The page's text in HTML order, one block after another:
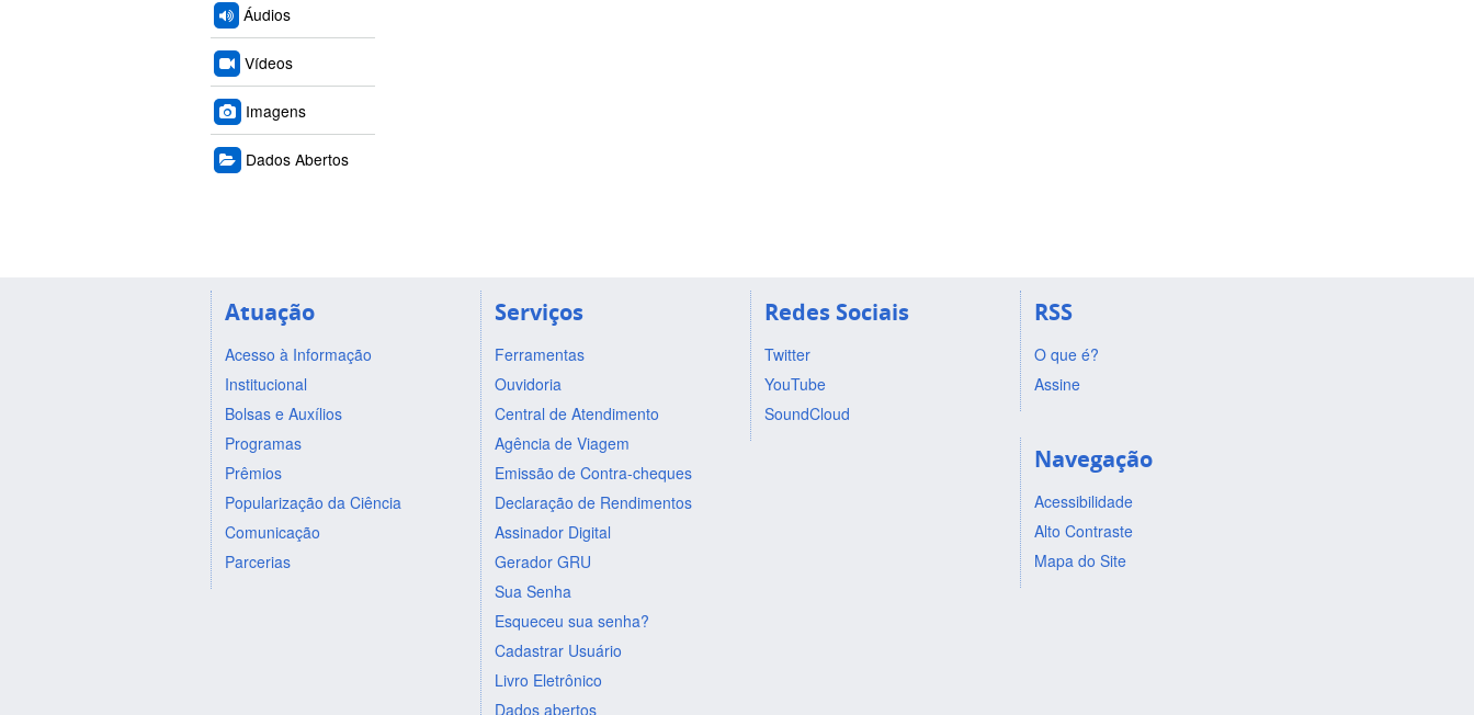
Áudios
Vídeos
Imagens
Dados Abertos
Atuação
Acesso à Informação
Institucional
Bolsas e Auxílios
Programas
Prêmios
Popularização da Ciência
Comunicação
Parcerias
Serviços
Ferramentas
Ouvidoria
Central de Atendimento
Agência de Viagem
Emissão de Contra-cheques
Declaração de Rendimentos
Assinador Digital
Gerador GRU
Sua Senha
Esqueceu sua senha?
Cadastrar Usuário
Livro Eletrônico
Dados abertos
Redes Sociais
Twitter
YouTube
SoundCloud
RSS
O que é?
Assine
Navegação
Acessibilidade
Alto Contraste
Mapa do Site